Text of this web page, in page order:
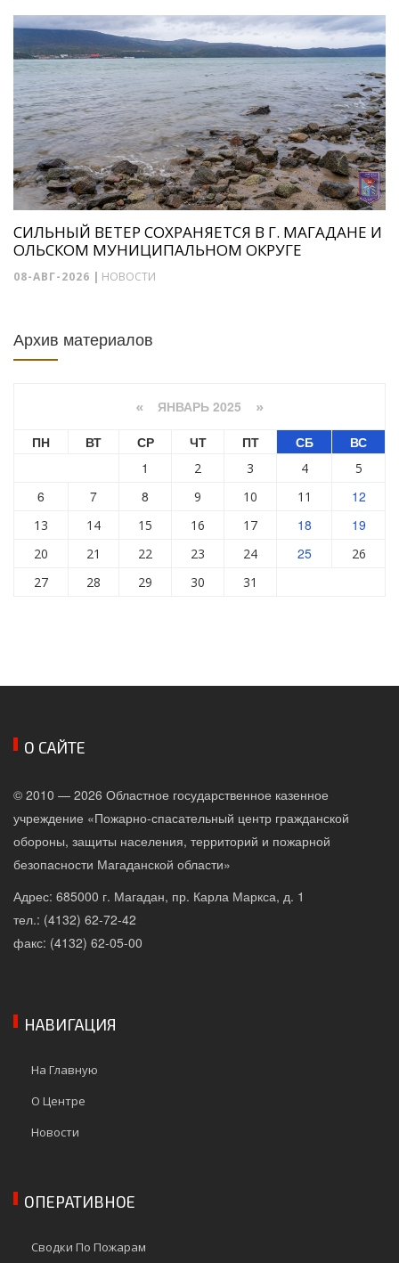
СИЛЬНЫЙ ВЕТЕР СОХРАНЯЕТСЯ В Г. МАГАДАНЕ И
ОЛЬСКОМ МУНИЦИПАЛЬНОМ ОКРУГЕ
08-АВГ-2026 | НОВОСТИ
Архив материалов
« ЯНВАРЬ 2025 »
ПН ВТ СР ЧТ ПТ СБ
ВС
1
2 3 4 5
6 7 8 9 10 11 12
13 14 15 16 17 18 19
20 21 22 23 24 25
26
27
28 29 30 31
О САЙТЕ
© 2010 — 2026 Областное государственное казенное
учреждение «Пожарно-спасательный центр гражданской
обороны, защиты населения, территорий и пожарной
безопасности Магаданской области»
Адрес: 685000 г. Магадан, пр. Карла Маркса, д. 1
тел.: (4132) 62-72-42
факс: (4132) 62-05-00
НАВИГАЦИЯ
На Главную
О Центре
Новости
ОПЕРАТИВНОЕ
Сводки По Пожарам